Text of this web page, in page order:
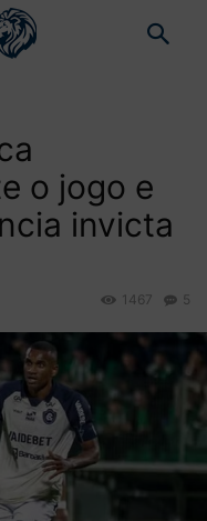
o jogo e
invicta
5
1467